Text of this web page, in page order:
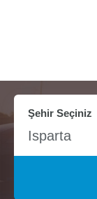
Şehir Seçiniz
Isparta